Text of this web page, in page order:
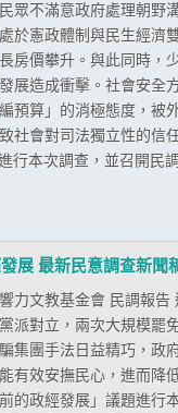
眾不滿意政府處理朝野
於憲政體制與民生經濟
房價攀升。與此同時，
展造成衝擊。社會安全
預算」的消極態度，被
社會對司法獨立性的信
行本次調查，並召開
展 最新民意調查新聞
力文教基金會 民調報
派對立，兩次大規模罷
集團手法日益精巧，政
有效安撫民心，進而降
的政經發展」議題進行